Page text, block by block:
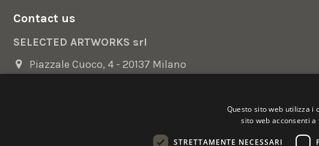
Contact us
SELECTED ARTWORKS srl
Piazzale Cuoco, 4 - 20137 Milano
Questo sito web utilizza i
sito web acconsenti
STRETTAMENTE NECESSARI